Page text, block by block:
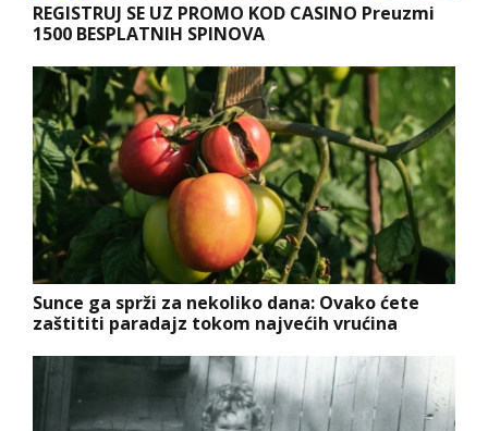
REGISTRUJ SE UZ PROMO KOD CASINO Preuzmi
1500 BESPLATNIH SPINOVA
Sunce ga sprži za nekoliko dana: Ovako ćete
zaštititi paradajz tokom najvećih vrućina